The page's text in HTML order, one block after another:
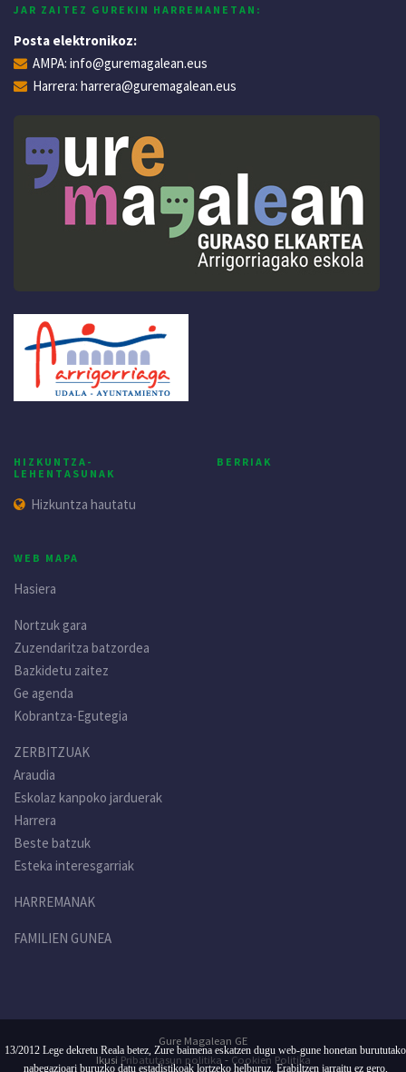
JAR ZAITEZ GUREKIN HARREMANETAN:
Posta elektronikoz:
AMPA: info@guremagalean.eus
Harrera: harrera@guremagalean.eus
HIZKUNTZA-
LEHENTASUNAK
Hizkuntza hautatu
WEB MAPA
Hasiera
Nortzuk gara
Zuzendaritza batzordea
Bazkidetu zaitez
Ge agenda
Kobrantza-Egutegia
ZERBITZUAK
Araudia
Eskolaz kanpoko jarduerak
Harrera
Beste batzuk
Esteka interesgarriak
HARREMANAK
FAMILIEN GUNEA
BERRIAK
Gure Magalean GE
Ikusi Pribatutasun politika - Cookien Politika
13/2012 Lege dekretu Reala betez, Zure baimena eskatzen dugu web-gune honetan burututako
nabegazioari buruzko datu estadistikoak lortzeko helburuz. Erabiltzen jarraitu ez gero,